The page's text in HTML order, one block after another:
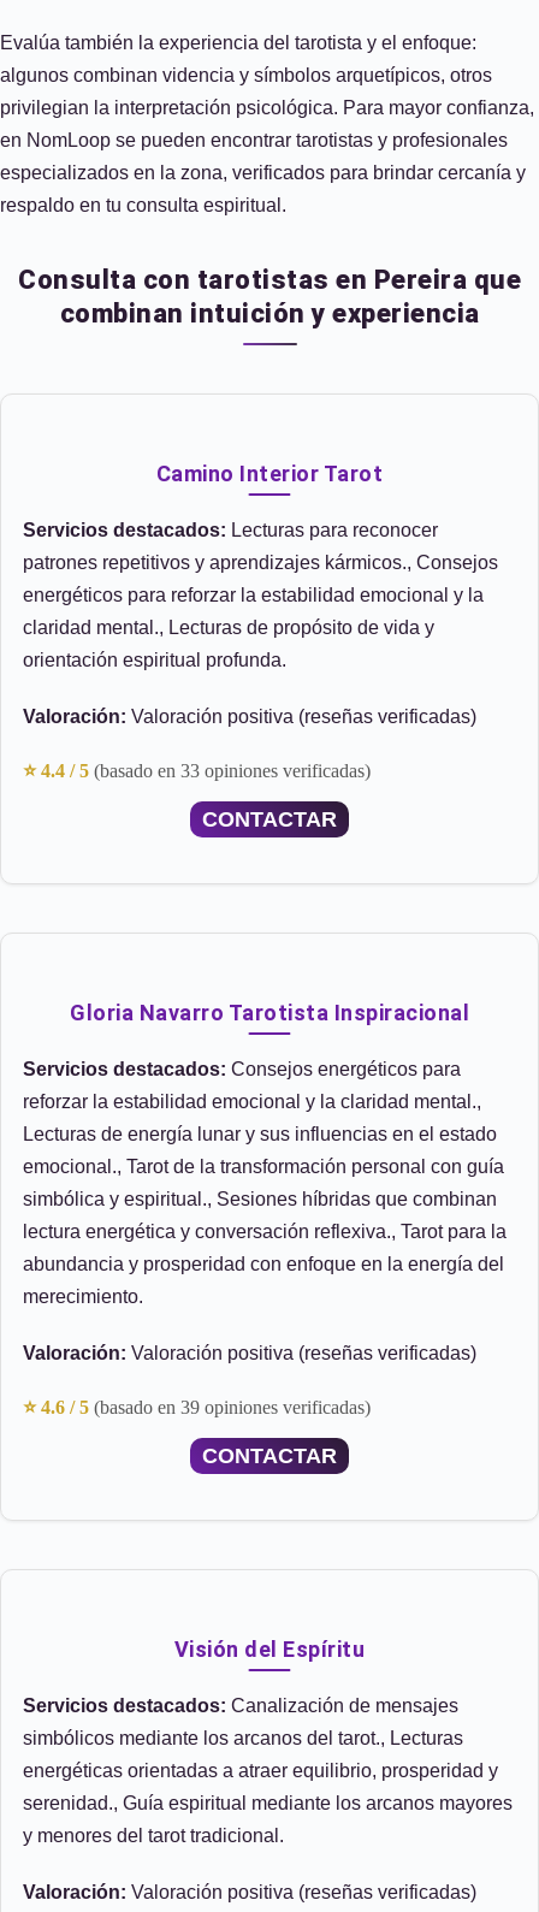
Evalúa también la experiencia del tarotista y el enfoque:
algunos combinan videncia y símbolos arquetípicos, otros
privilegian la interpretación psicológica. Para mayor confianza,
en NomLoop se pueden encontrar tarotistas y profesionales
especializados en la zona, verificados para brindar cercanía y
respaldo en tu consulta espiritual.
Consulta con tarotistas en Pereira que
combinan intuición y experiencia
Camino Interior Tarot
Servicios destacados: Lecturas para reconocer
patrones repetitivos y aprendizajes kármicos., Consejos
energéticos para reforzar la estabilidad emocional y la
claridad mental., Lecturas de propósito de vida y
orientación espiritual profunda.
Valoración: Valoración positiva (reseñas verificadas)
⭐ 4.4 / 5 (basado en 33 opiniones verificadas)
CONTACTAR
Gloria Navarro Tarotista Inspiracional
Servicios destacados: Consejos energéticos para
reforzar la estabilidad emocional y la claridad mental.,
Lecturas de energía lunar y sus influencias en el estado
emocional., Tarot de la transformación personal con guía
simbólica y espiritual., Sesiones híbridas que combinan
lectura energética y conversación reflexiva., Tarot para la
abundancia y prosperidad con enfoque en la energía del
merecimiento.
Valoración: Valoración positiva (reseñas verificadas)
⭐ 4.6 / 5 (basado en 39 opiniones verificadas)
CONTACTAR
Visión del Espíritu
Servicios destacados: Canalización de mensajes
simbólicos mediante los arcanos del tarot., Lecturas
energéticas orientadas a atraer equilibrio, prosperidad y
serenidad., Guía espiritual mediante los arcanos mayores
y menores del tarot tradicional.
Valoración: Valoración positiva (reseñas verificadas)